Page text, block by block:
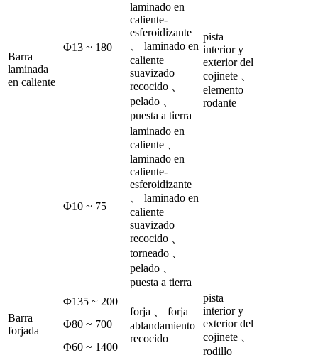
Barra
laminada
en caliente
pista
interior y
exterior del
cojinete 、
elemento
rodante
Φ13 ~ 180
laminado en
caliente-
esferoidizante
、 laminado en
caliente
suavizado
recocido 、
pelado 、
puesta a tierra
Φ10 ~ 75
laminado en
caliente 、
laminado en
caliente-
esferoidizante
、 laminado en
caliente
suavizado
recocido 、
torneado 、
pelado 、
puesta a tierra
Barra
forjada
Φ135 ~ 200
forja 、 forja
ablandamiento
recocido
pista
interior y
exterior del
cojinete 、
rodillo
Φ80 ~ 700
Φ60 ~ 1400